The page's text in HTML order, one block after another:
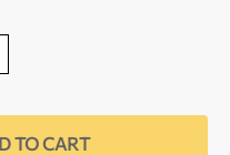
TO CART